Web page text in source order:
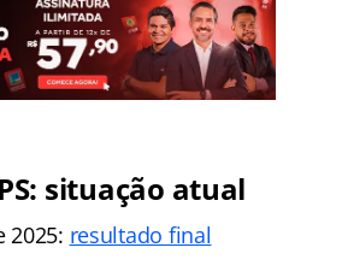
situação atual
2025: resultado final